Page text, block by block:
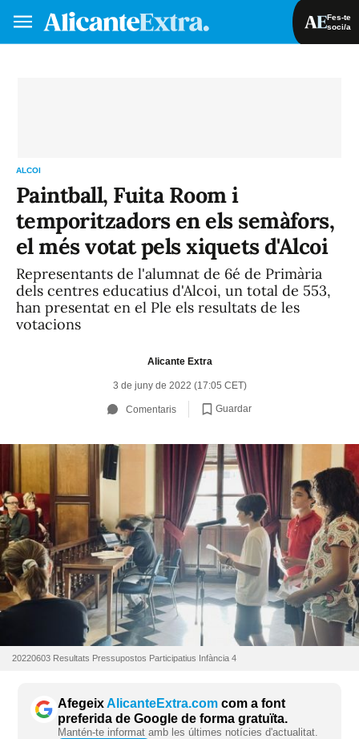
Fes-te
soci/a
ALCOI
Paintball, Fuita Room i
temporitzadors en els semàfors,
el més votat pels xiquets d'Alcoi
Representants de l'alumnat de 6é de Primària
dels centres educatius d'Alcoi, un total de 553,
han presentat en el Ple els resultats de les
votacions
Alicante Extra
3 de juny de 2022 (17:05 CET)
Comentaris Guardar
20220603 Resultats Pressupostos Participatius Infància 4
AfegeixAlicanteExtra.com com a font
preferida de Google de forma gratuïta.
Mantén-te informat amb les últimes notícies d'actualitat.